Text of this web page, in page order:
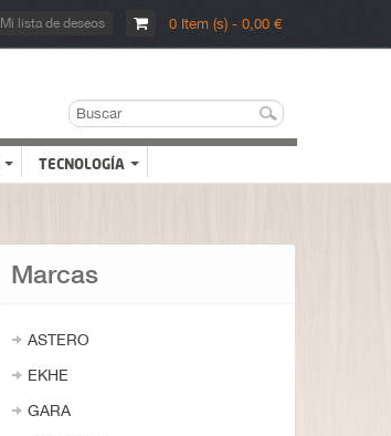
0 Item (s) - 0,00 €
Mi lista de deseos
TECNOLOGÍA
Marcas
ASTERO
EKHE
GARA